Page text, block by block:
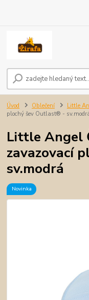
Úvod Oblečení Little
plochý šev Outlast® -
Little Angel
zavazovací
sv.modrá
Novinka